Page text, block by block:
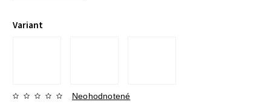
Variant
Neohodnotené